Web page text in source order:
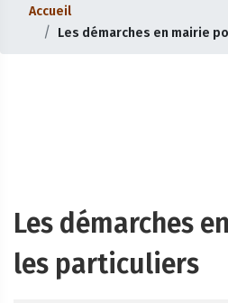
Accueil
Les démarches en mairie
Les démarches
les particuliers